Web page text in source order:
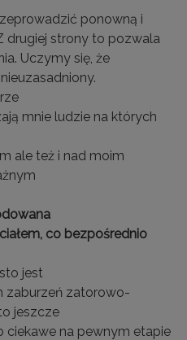
ponowną i
drugiej strony to pozwala
Uczymy się, że
mnie ludzie na których
ale też i nad moim
co bezpośrednio
jest
zaburzeń zatorowo-
jeszcze
ciekawe na pewnym etapie